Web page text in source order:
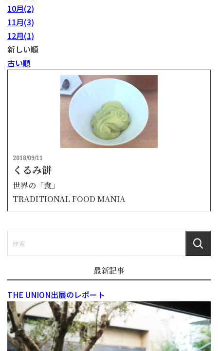
10月(2)
11月(3)
12月(1)
新しい順
古い順
2018/09/11
くるみ餅
世界の「食」
TRADITIONAL FOOD MANIA
最新記事
THE UNION出展のレポート